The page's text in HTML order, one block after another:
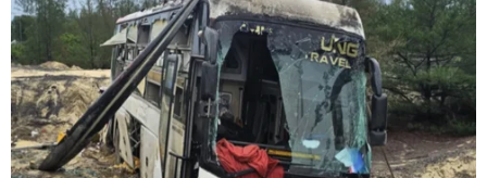
Ảnh minh họa.
Chiều 16/6, bác sỹ Nguyễn Hữu Trung, Phó Giám
đốc Bệnh viện Đa khoa khu vực Quảng Nam
(thành phố Đà Nẵng) cho biết từ ngày 13-16/6,